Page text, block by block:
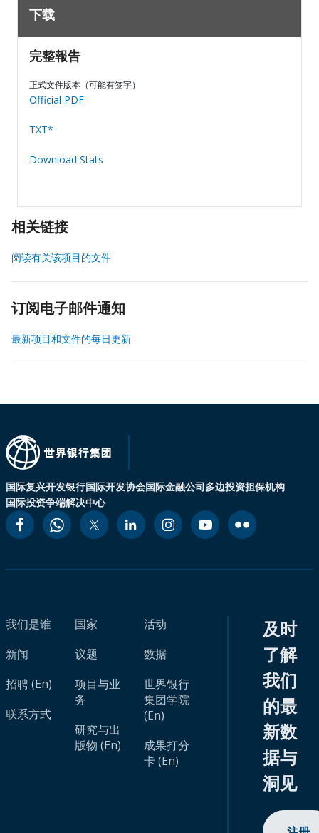
下载
完整報告
正式文件版本（可能有签字）
Official PDF
TXT*
Download Stats
相关链接
阅读有关该项目的文件
订阅电子邮件通知
最新项目和文件的每日更新
国际复兴开发银行国际开发协会国际金融公司多边投资担保机构
国际投资争端解决中心
我们是谁
新闻
招聘 (En)
联系方式
国家
议题
项目与业
务
研究与出
版物 (En)
活动
数据
世界银行
集团学院
(En)
成果打分
卡 (En)
及时
了解
我们
的最
新数
据与
洞见